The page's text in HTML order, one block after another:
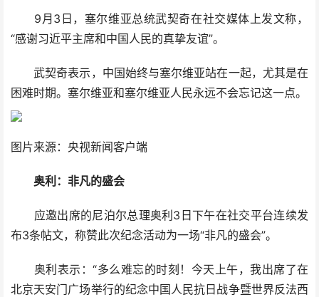
9月3日，塞尔维亚总统武契奇在社交媒体上发文称，
“感谢习近平主席和中国人民的真挚友谊”。
武契奇表示，中国始终与塞尔维亚站在一起，尤其是在
困难时期。塞尔维亚和塞尔维亚人民永远不会忘记这一点。
图片来源：央视新闻客户端
奥利：非凡的盛会
应邀出席的尼泊尔总理奥利3日下午在社交平台连续发
布3条帖文，称赞此次纪念活动为一场“非凡的盛会”。
奥利表示：“多么难忘的时刻！今天上午，我出席了在
北京天安门广场举行的纪念中国人民抗日战争暨世界反法西